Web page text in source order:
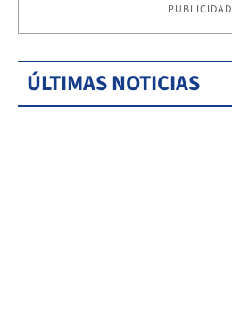
PUBLICIDAD
ÚLTIMAS NOTICIAS